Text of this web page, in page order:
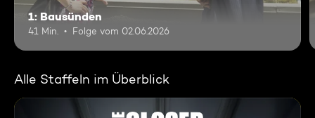
1: Bausünden
41 Min. Folge vom 02.06.2026
Alle Staffeln im Überblick